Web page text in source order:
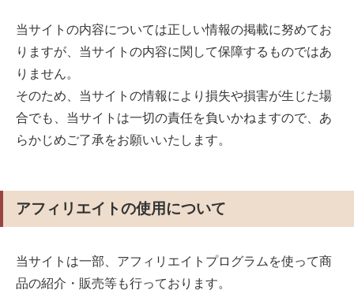
当サイトの内容については正しい情報の掲載に努めてお
りますが、当サイトの内容に関して保障するものではあ
りません。
そのため、当サイトの情報により損失や損害が生じた場
合でも、当サイトは一切の責任を負いかねますので、あ
らかじめご了承をお願いいたします。
アフィリエイトの使用について
当サイトは一部、アフィリエイトプログラムを使って商
品の紹介・販売等も行っております。